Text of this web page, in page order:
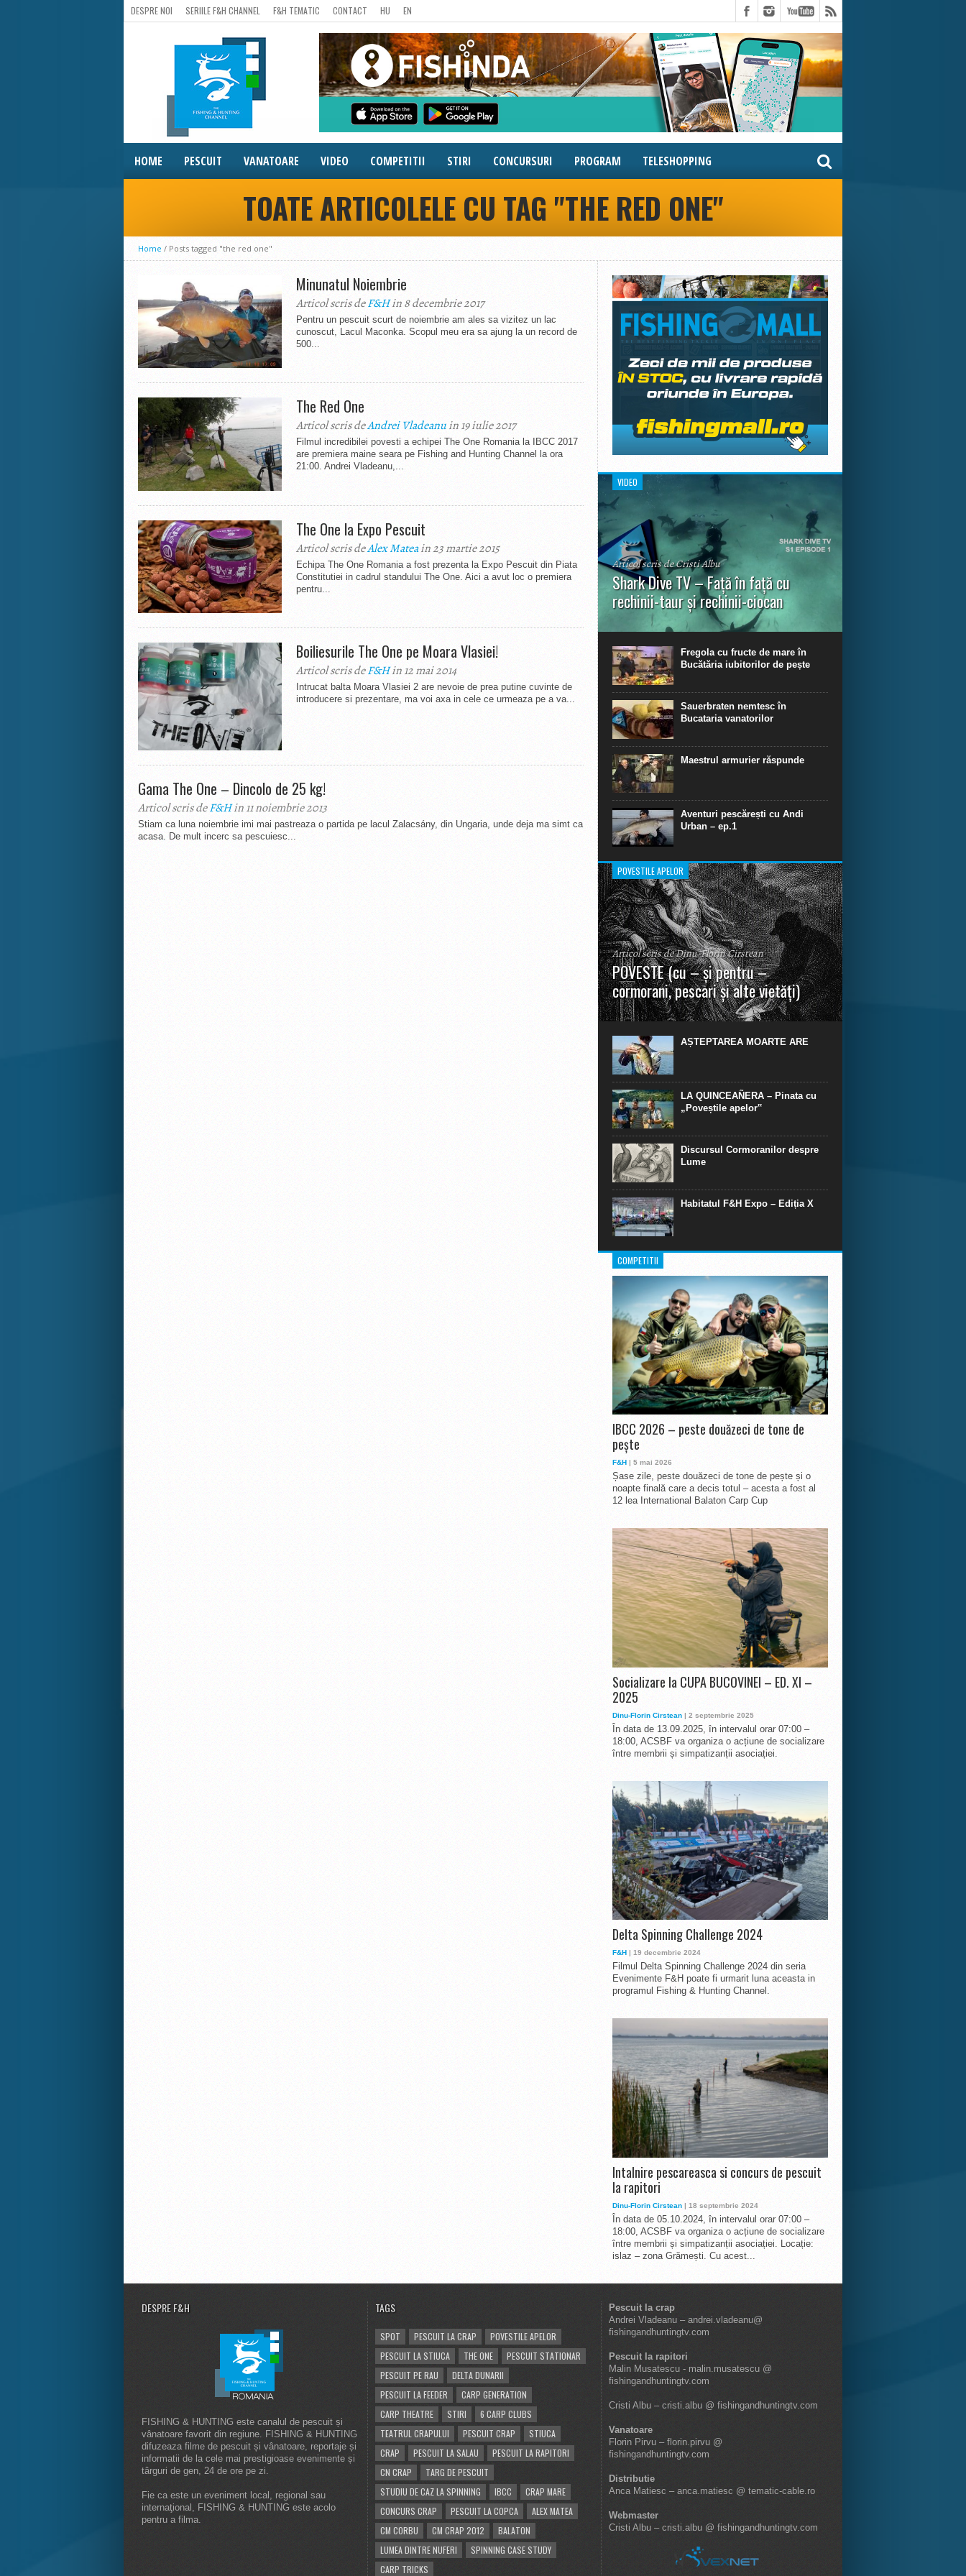
DESPRE NOI SERIILE F&H CHANNEL F&H TEMATIC CONTACT HU EN
HOME PESCUIT VANATOARE VIDEO COMPETITII STIRI CONCURSURI PROGRAM TELESHOPPING
TOATE ARTICOLELE CU TAG "THE RED ONE"
Home / Posts tagged "the red one"
Minunatul Noiembrie
Articol scris deF&Hin 8 decembrie 2017
Pentru un pescuit scurt de noiembrie am ales sa vizitez un lac
cunoscut, Lacul Maconka. Scopul meu era sa ajung la un record de
500...
The Red One
Articol scris deAndrei Vladeanuin 19 iulie 2017
Filmul incredibilei povesti a echipei The One Romania la IBCC 2017
are premiera maine seara pe Fishing and Hunting Channel la ora
21:00. Andrei Vladeanu,...
The One la Expo Pescuit
Articol scris deAlex Mateain 23 martie 2015
Echipa The One Romania a fost prezenta la Expo Pescuit din Piata
Constitutiei in cadrul standului The One. Aici a avut loc o premiera
pentru...
Boiliesurile The One pe Moara Vlasiei!
Articol scris deF&Hin 12 mai 2014
Intrucat balta Moara Vlasiei 2 are nevoie de prea putine cuvinte de
introducere si prezentare, ma voi axa in cele ce urmeaza pe a va...
Gama The One – Dincolo de 25 kg!
Articol scris deF&Hin 11 noiembrie 2013
Stiam ca luna noiembrie imi mai pastreaza o partida pe lacul Zalacsány, din Ungaria, unde deja ma simt ca
acasa. De mult incerc sa pescuiesc...
VIDEO
Articol scris de Cristi Albu
Shark Dive TV – Față în față cu
rechinii-taur și rechinii-ciocan
În primul episod din Shark Dive TV, telespectatorii
extraordinare de scufundare cu rechini.
Fregola cu fructe de mare în
Bucătăria iubitorilor de pește
Sauerbraten nemtesc în
Bucataria vanatorilor
Maestrul armurier răspunde
Aventuri pescărești cu Andi
Urban – ep.1
POVESTILE APELOR
Articol scris de Dinu-Florin Cirstean
POVESTE (cu – și pentru –
cormorani, pescari și alte vietăți)
”La urma urmei, cred că legendele și miturile sunt
în mare parte făcute din „adevăr”.“ R. R. Tolkien.
AȘTEPTAREA MOARTE ARE
LA QUINCEAÑERA – Pinata cu
„Poveștile apelor‟
Discursul Cormoranilor despre
Lume
Habitatul F&H Expo – Ediția X
COMPETITII
IBCC 2026 – peste douăzeci de tone de
pește
F&H | 5 mai 2026
Șase zile, peste douăzeci de tone de pește și o
noapte finală care a decis totul – acesta a fost al
12 lea International Balaton Carp Cup
Socializare la CUPA BUCOVINEI – ED. XI –
2025
Dinu-Florin Cirstean | 2 septembrie 2025
În data de 13.09.2025, în intervalul orar 07:00 –
18:00, ACSBF va organiza o acțiune de socializare
între membrii și simpatizanții asociației.
Delta Spinning Challenge 2024
F&H | 19 decembrie 2024
Filmul Delta Spinning Challenge 2024 din seria
Evenimente F&H poate fi urmarit luna aceasta in
programul Fishing & Hunting Channel.
Intalnire pescareasca si concurs de pescuit
la rapitori
Dinu-Florin Cirstean | 18 septembrie 2024
În data de 05.10.2024, în intervalul orar 07:00 –
18:00, ACSBF va organiza o acțiune de socializare
între membrii și simpatizanții asociației. Locație:
islaz – zona Grămești. Cu acest...
DESPRE F&H
FISHING & HUNTING este canalul de pescuit și
vânatoare favorit din regiune. FISHING & HUNTING
difuzeaza filme de pescuit și vânatoare, reportaje și
informatii de la cele mai prestigioase evenimente și
târguri de gen, 24 de ore pe zi.
Fie ca este un eveniment local, regional sau
internaţional, FISHING & HUNTING este acolo
pentru a filma.
TAGS
SPOT PESCUIT LA CRAP
POVESTILE APELOR
PESCUIT LA STIUCA
THE ONE
PESCUIT STATIONAR
PESCUIT PE RAU
DELTA DUNARII
PESCUIT LA FEEDER
CARP GENERATION
CARP THEATRE
STIRI
6 CARP CLUBS
TEATRUL CRAPULUI
PESCUIT CRAP
STIUCA
CRAP
PESCUIT LA SALAU
PESCUIT LA RAPITORI
CN CRAP
TARG DE PESCUIT
STUDIU DE CAZ LA SPINNING
IBCC
CRAP MARE
CONCURS CRAP
PESCUIT LA COPCA
ALEX MATEA
CM CORBU
CM CRAP 2012
BALATON
LUMEA DINTRE NUFERI
SPINNING CASE STUDY
CARP TRICKS
Pescuit la crap
Andrei Vladeanu – andrei.vladeanu@
fishingandhuntingtv.com
Pescuit la rapitori
Malin Musatescu - malin.musatescu @
fishingandhuntingtv.com
Cristi Albu – cristi.albu @ fishingandhuntingtv.com
Vanatoare
Florin Pirvu – florin.pirvu @
fishingandhuntingtv.com
Distributie
Anca Matiesc – anca.matiesc @ tematic-cable.ro
Webmaster
Cristi Albu – cristi.albu @ fishingandhuntingtv.com